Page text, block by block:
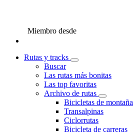
Miembro desde
Rutas y tracks
Buscar
Las rutas más bonitas
Las top favoritas
Archivo de rutas
Bicicletas de montaña
Transalpinas
Ciclorrutas
Bicicleta de carreras